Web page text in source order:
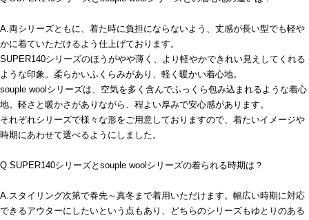
A.両シリーズともに、着た時に負担にならないよう、丈感が長い型でも軽や
かに着ていただけるよう仕上げております。
SUPER140シリーズのほうがやや薄く、より軽やかできれい見えしてくれる
ような印象。柔らかいふくらみがあり、軽く暖かい着心地。
souple woolシリーズは、空気を多く含んでふっくら包み込まれるような着心
地。軽さと暖かさがありながら、程よい厚みで安心感があります。
それぞれシリーズで様々な形をご用意しておりますので、着たいイメージや
時期にあわせて選べるようにしました。
Q.SUPER140シリーズとsouple woolシリーズの着られる時期は？
A.スタイリング次第で春先～真冬まで着用いただけます。幅広い時期に対応
できるアウターにしたいという点もあり、どちらのシリーズもゆとりのある